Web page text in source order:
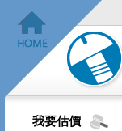
我要估價